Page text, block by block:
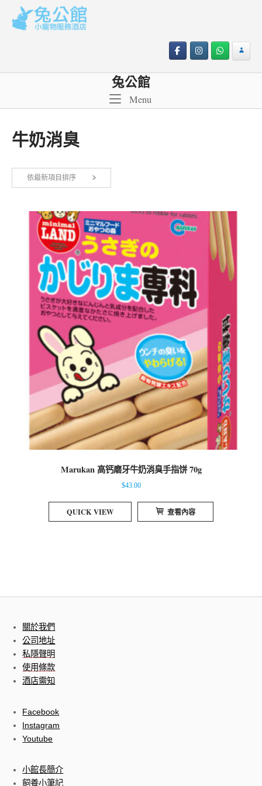
content
兔公館
MenuMenu
牛奶消臭
依最新項目排序
Marukan 高钙磨牙牛奶消臭手指饼 70g
$43.00
QUICK VIEW 查看內容
關於我們
公司地址
私隱聲明
使用條款
酒店需知
Facebook
Instagram
Youtube
小館長簡介
飼養小筆記